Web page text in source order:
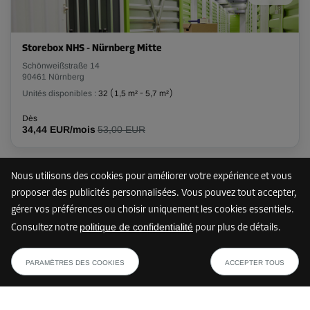
Nous utilisons des cookies pour améliorer votre expérience et vous
proposer des publicités personnalisées. Vous pouvez tout accepter,
gérer vos préférences ou choisir uniquement les cookies essentiels.
Consultez notre politique de confidentialité pour plus de détails.
PARAMÈTRES DES COOKIES ACCEPTER TOUS
Compartiment 43
Surface: 4,3 m²
Volume: 9,9 m³
Dès
Storebox NHS - Nürnberg Mitte
Schönweißstraße 14
90461 Nürnberg
Unités disponibles : 32 ( 1,5 m² - 5,7 m²)
Dès
34,44 EUR/mois 53,00 EUR
90409 Nürnberg
47,00 EUR/mois AFFICHER LE PLAN